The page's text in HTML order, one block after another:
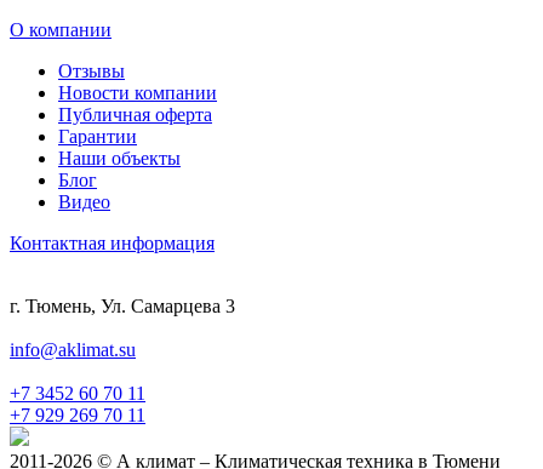
О компании
Отзывы
Новости компании
Публичная оферта
Гарантии
Наши объекты
Блог
Видео
Контактная информация
г. Тюмень, Ул. Самарцева 3
info@aklimat.su
+7 3452 60 70 11
+7 929 269 70 11
2011-2026 © А климат – Климатическая техника в Тюмени